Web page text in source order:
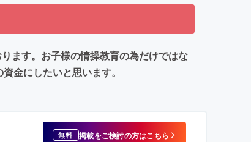
ます。お子様の情操教育の為だけではな
金にしたいと思います。
無料 掲載をご検討の方はこちら